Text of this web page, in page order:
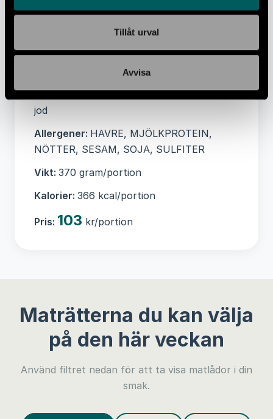
Tillåt urval
Avvisa
YOGHURT laktosfri(9%), rödkål(8%),
mango(7%), grönkål(4%), lök, kikärtor,
SÖTMANDEL, lime, HAVREGRYN glutenfri,
SESAMFRÖ, SOJA glutenfri, rapsolja,
RisVINÄGER, SESAMolja, tamarind, salt m
jod
Allergener: HAVRE, MJÖLKPROTEIN,
NÖTTER, SESAM, SOJA, SULFITER
Vikt: 370 gram/portion
Kalorier: 366 kcal/portion
Pris: 103 kr/portion
Maträtterna du kan välja
på den här veckan
Använd filtret nedan för att ta visa matlådor i din
smak.